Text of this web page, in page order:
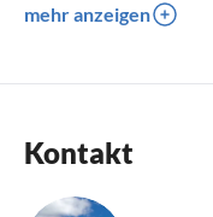
mehr anzeigen
Kontakt